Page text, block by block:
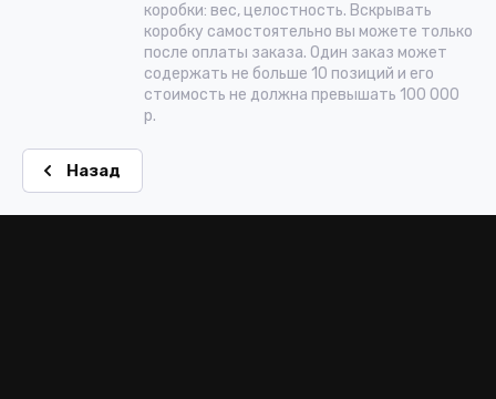
коробки: вес, целостность. Вскрывать
коробку самостоятельно вы можете только
после оплаты заказа. Один заказ может
содержать не больше 10 позиций и его
стоимость не должна превышать 100 000
р.
Назад